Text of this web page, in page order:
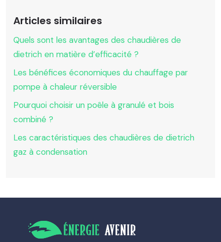
Articles similaires
Quels sont les avantages des chaudières de
dietrich en matière d’efficacité ?
Les bénéfices économiques du chauffage par
pompe à chaleur réversible
Pourquoi choisir un poêle à granulé et bois
combiné ?
Les caractéristiques des chaudières de dietrich
gaz à condensation